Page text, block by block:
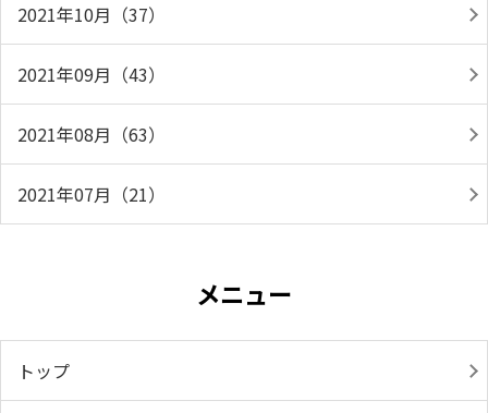
2021年10月（37）
2021年09月（43）
2021年08月（63）
2021年07月（21）
メニュー
トップ